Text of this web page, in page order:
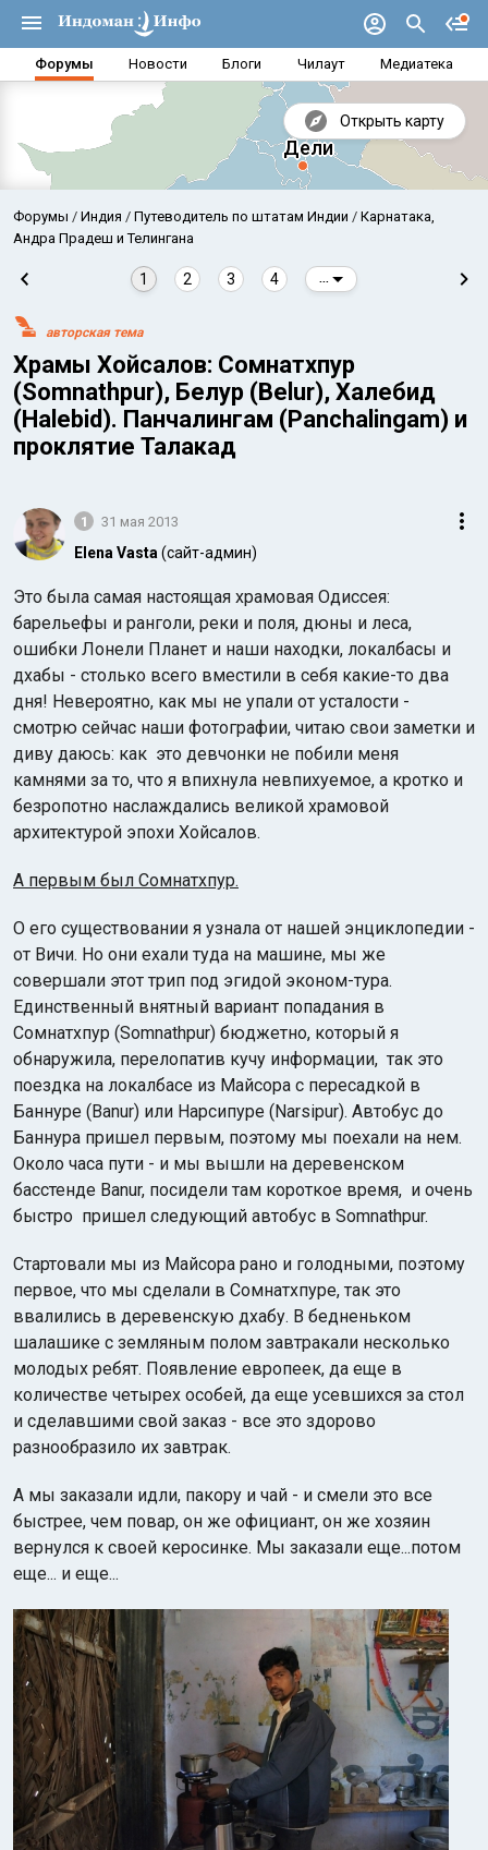
Форумы Новости Блоги Чилаут Медиатека
Открыть карту
Аравийское море
Индийский океан
Форумы Индия Путеводитель по штатам Индии
Карнатака,
Андра Прадеш и Телингана
1 2 3 4
авторская тема
Храмы Хойсалов: Сомнатхпур
(Somnathpur), Белур (Belur), Халебид
(Halebid). Панчалингам (Panchalingam) и
проклятие Талакад
1 31 мая 2013
Elena Vasta (сайт-админ)
Это была самая настоящая храмовая Одиссея:
барельефы и ранголи, реки и поля, дюны и леса,
ошибки Лонели Планет и наши находки, локалбасы и
дхабы - столько всего вместили в себя какие-то два
дня! Невероятно, как мы не упали от усталости -
смотрю сейчас наши фотографии, читаю свои заметки и
диву даюсь: как это девчонки не побили меня
камнями за то, что я впихнула невпихуемое, а кротко и
безропотно наслаждались великой храмовой
архитектурой эпохи Хойсалов.
А первым был Сомнатхпур.
О его существовании я узнала от нашей энциклопедии -
от Вичи. Но они ехали туда на машине, мы же
совершали этот трип под эгидой эконом-тура.
Единственный внятный вариант попадания в
Сомнатхпур (Somnathpur) бюджетно, который я
обнаружила, перелопатив кучу информации, так это
поездка на локалбасе из Майсора с пересадкой в
Баннуре (Banur) или Нарсипуре (Narsipur). Автобус до
Баннура пришел первым, поэтому мы поехали на нем.
Около часа пути - и мы вышли на деревенском
басстенде Вanur, посидели там короткое время, и очень
быстро пришел следующий автобус в Somnathpur.
Стартовали мы из Майсора рано и голодными, поэтому
первое, что мы сделали в Сомнатхпуре, так это
ввалились в деревенскую дхабу. В бедненьком
шалашике с земляным полом завтракали несколько
молодых ребят. Появление европеек, да еще в
количестве четырех особей, да еще усевшихся за стол
и сделавшими свой заказ - все это здорово
разнообразило их завтрак.
А мы заказали идли, пакору и чай - и смели это все
быстрее, чем повар, он же официант, он же хозяин
вернулся к своей керосинке. Мы заказали еще...потом
еще... и еще...